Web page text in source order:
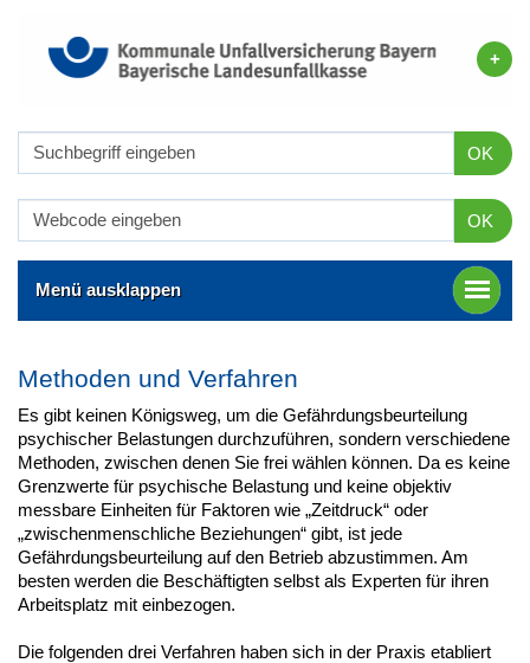
OK
OK
Menü ausklappen
Methoden und Verfahren
Es gibt keinen Königsweg, um die Gefährdungsbeurteilung
psychischer Belastungen durchzuführen, sondern verschiedene
Methoden, zwischen denen Sie frei wählen können. Da es keine
Grenzwerte für psychische Belastung und keine objektiv
messbare Einheiten für Faktoren wie „Zeitdruck“ oder
„zwischenmenschliche Beziehungen“ gibt, ist jede
Gefährdungsbeurteilung auf den Betrieb abzustimmen. Am
besten werden die Beschäftigten selbst als Experten für ihren
Arbeitsplatz mit einbezogen.
Die folgenden drei Verfahren haben sich in der Praxis etabliert